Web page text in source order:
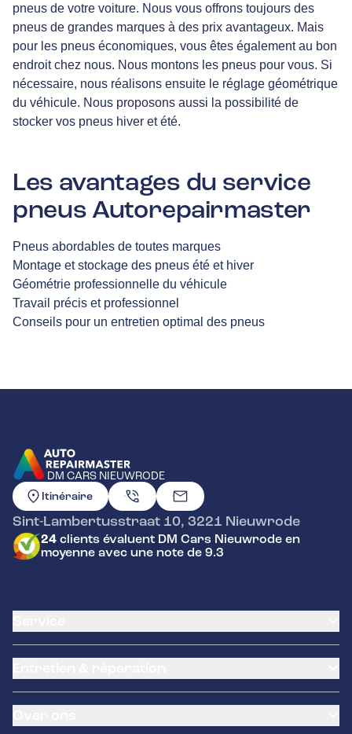
pneus de votre voiture. Nous vous offrons toujours des
pneus de grandes marques à des prix avantageux. Mais
pour les pneus économiques, vous êtes également au bon
endroit chez nous. Nous montons les pneus pour vous. Si
nécessaire, nous réalisons ensuite le réglage géométrique
du véhicule. Nous proposons aussi la possibilité de
stocker vos pneus hiver et été.
Les avantages du service
pneus Autorepairmaster
Pneus abordables de toutes marques
Montage et stockage des pneus été et hiver
Géométrie professionnelle du véhicule
Travail précis et professionnel
Conseils pour un entretien optimal des pneus
DM CARS NIEUWRODE
ALLER À LA PAGE D'ACCUEIL
Itinéraire
Sint-Lambertusstraat 10, 3221 Nieuwrode
24 clients évaluent DM Cars Nieuwrode en
moyenne avec une note de 9.3
Assistance routière
Service des pneus